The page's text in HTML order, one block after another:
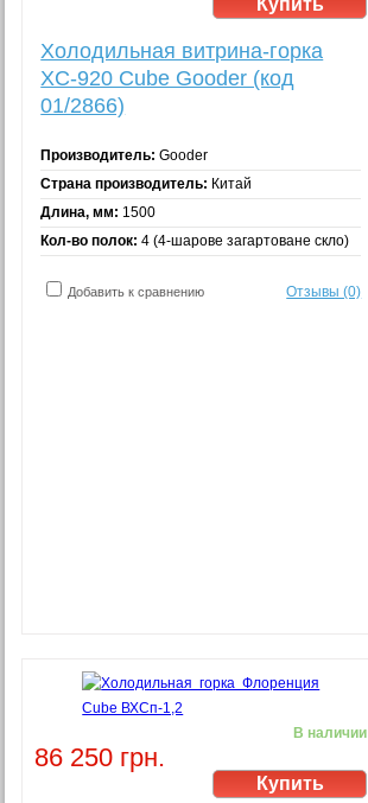
Холодильная витрина-горка
XC-920 Cube Gooder (код
01/2866)
Производитель: Gooder
Страна производитель: Китай
Длина, мм: 1500
Кол-во полок: 4 (4-шарове загартоване скло)
Добавить к сравнению Отзывы (0)
86 250 грн.
В наличии